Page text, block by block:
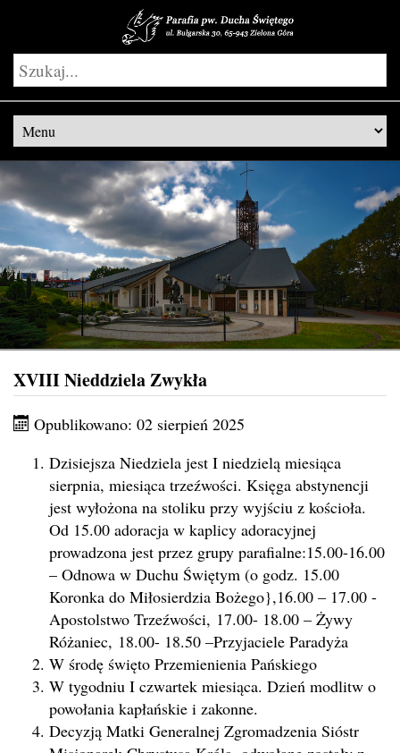
XVIII Nieddziela Zwykła
Opublikowano: 02 sierpień 2025
Dzisiejsza Niedziela jest I niedzielą miesiąca
sierpnia, miesiąca trzeźwości. Księga abstynencji
jest wyłożona na stoliku przy wyjściu z kościoła.
Od 15.00 adoracja w kaplicy adoracyjnej
prowadzona jest przez grupy parafialne:15.00-16.00
– Odnowa w Duchu Świętym (o godz. 15.00
Koronka do Miłosierdzia Bożego},16.00 – 17.00 -
Apostolstwo Trzeźwości, 17.00- 18.00 – Żywy
Różaniec, 18.00- 18.50 –Przyjaciele Paradyża
W środę święto Przemienienia Pańskiego
W tygodniu I czwartek miesiąca. Dzień modlitw o
powołania kapłańskie i zakonne.
Decyzją Matki Generalnej Zgromadzenia Sióstr